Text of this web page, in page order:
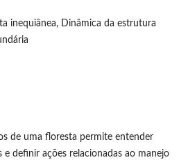
inequiânea, Dinâmica da estrutura
de uma floresta permite entender
e definir ações relacionadas ao manejo